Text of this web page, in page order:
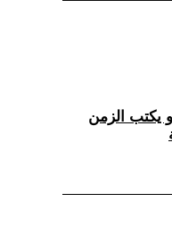
يكتب الزمن